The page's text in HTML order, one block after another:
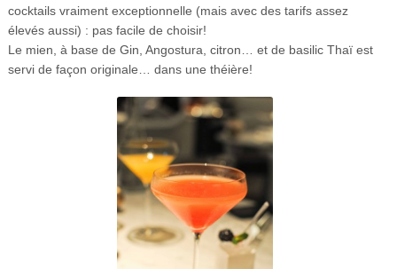
cocktails vraiment exceptionnelle (mais avec des tarifs assez
élevés aussi) : pas facile de choisir!
Le mien, à base de Gin, Angostura, citron… et de basilic Thaï est
servi de façon originale… dans une théière!